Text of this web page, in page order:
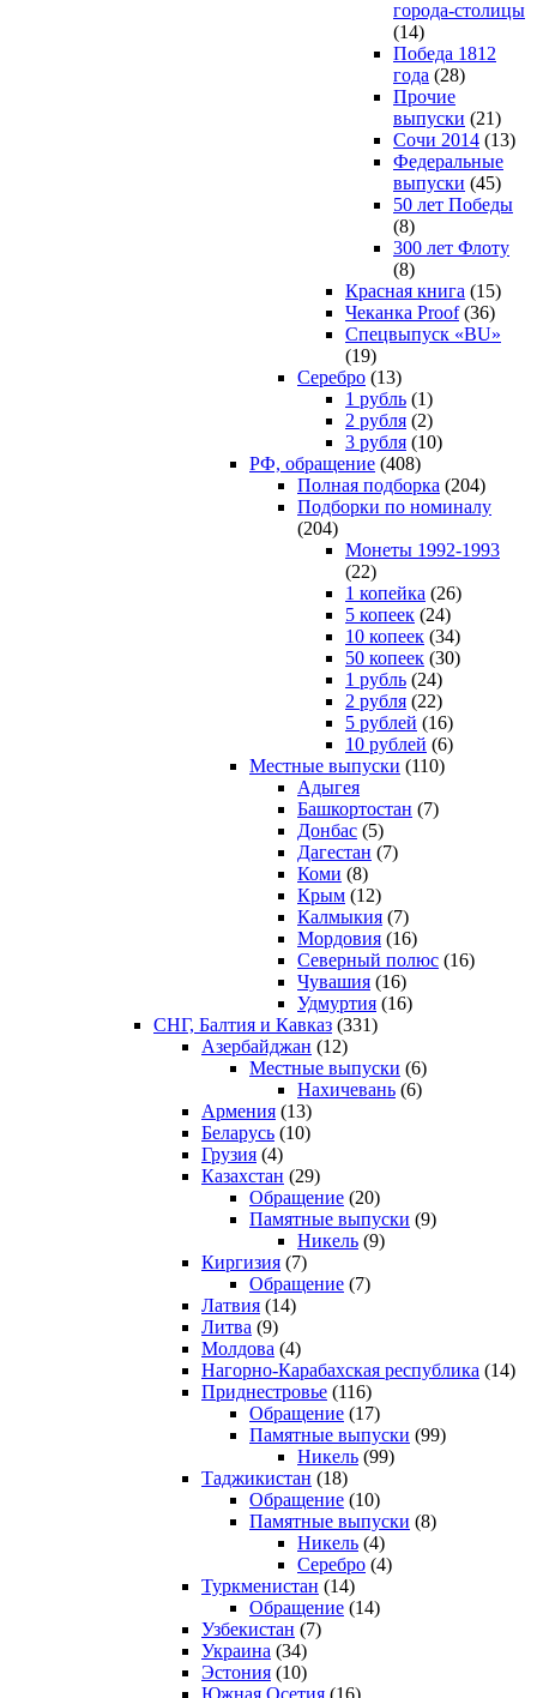
города-столицы
(14)
Победа 1812
года (28)
Прочие
выпуски (21)
Сочи 2014 (13)
Федеральные
выпуски (45)
50 лет Победы
(8)
300 лет Флоту
(8)
Красная книга (15)
Чеканка Proof(36)
Спецвыпуск «BU»
(19)
Серебро (13)
1 рубль (1)
2 рубля (2)
3 рубля (10)
РФ, обращение (408)
Полная подборка (204)
Подборки по номиналу
(204)
Монеты 1992-1993
(22)
1 копейка (26)
5 копеек (24)
10 копеек (34)
50 копеек (30)
1 рубль (24)
2 рубля (22)
5 рублей (16)
10 рублей (6)
Местные выпуски (110)
Адыгея
Башкортостан (7)
Донбас (5)
Дагестан (7)
Коми (8)
Крым (12)
Калмыкия (7)
Мордовия (16)
Северный полюс (16)
Чувашия (16)
Удмуртия (16)
СНГ, Балтия и Кавказ (331)
Азербайджан (12)
Местные выпуски (6)
Нахичевань (6)
Армения (13)
Беларусь (10)
Грузия (4)
Казахстан (29)
Обращение (20)
Памятные выпуски (9)
Никель (9)
Киргизия (7)
Обращение (7)
Латвия (14)
Литва (9)
Молдова (4)
Нагорно-Карабахская республика (14)
Приднестровье (116)
Обращение (17)
Памятные выпуски (99)
Никель (99)
Таджикистан (18)
Обращение (10)
Памятные выпуски (8)
Никель (4)
Серебро (4)
Туркменистан (14)
Обращение (14)
Узбекистан (7)
Украина (34)
Эстония (10)
Южная Осетия (16)